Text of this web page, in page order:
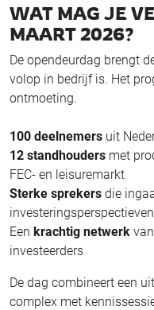
WAT MAG JE
MAART 2026?
De opendeurdag brengt
volop in bedrijf is. Het
ontmoeting.
100 deelnemers uit
12 standhouders met
FEC- en leisuremarkt
Sterke sprekers die
investeringsperspectieven
Een krachtig netwerk
investeerders
De dag combineert een
complex met